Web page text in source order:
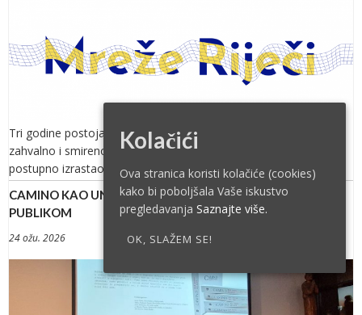
Tri godine postojanja portala Mreže Riječi pružaju priliku za
zahvalno i smireno promišljanje o jednom projektu koji je
postupno izrastao […]
CAMINO KAO UNUTARNJI PUT PRED ZAGREBAČKOM
PUBLIKOM
24 ožu. 2026
Kolačići
Ova stranica koristi kolačiće (cookies)
kako bi poboljšala Vaše iskustvo
pregledavanja Saznajte više.
OK, SLAŽEM SE!